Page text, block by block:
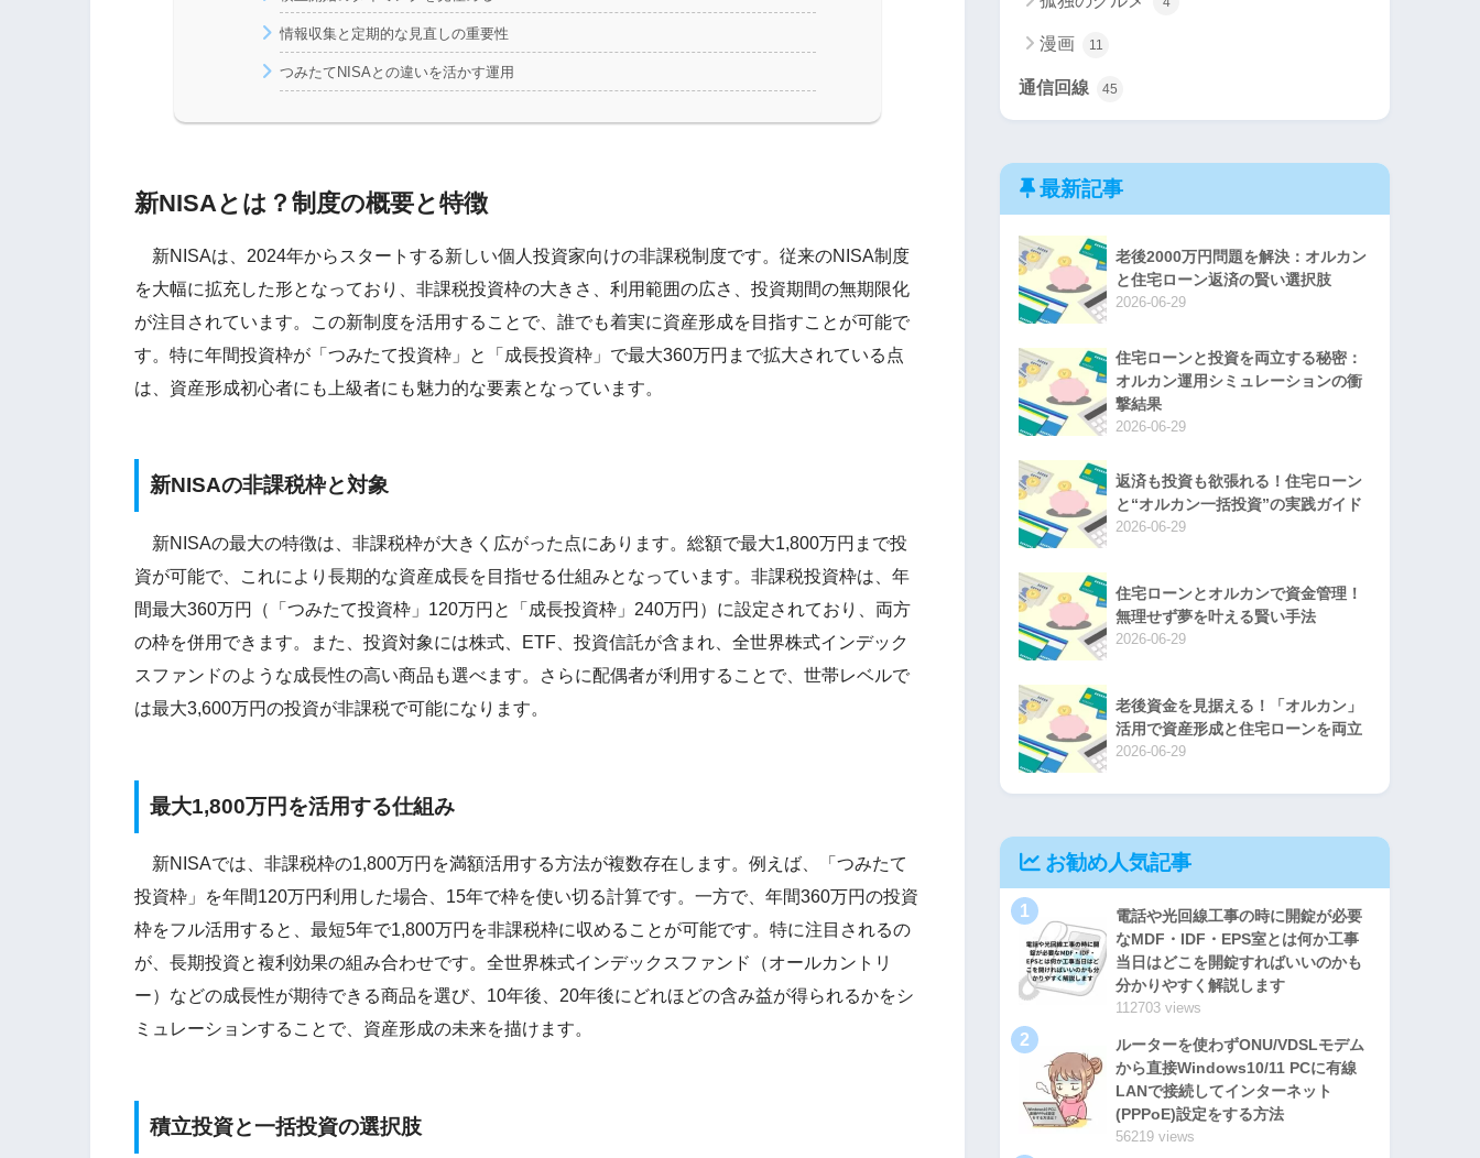
情報収集と定期的な見直しの重要性
つみたてNISAとの違いを活かす運用
新NISAとは？制度の概要と特徴
新NISAは、2024年からスタートする新しい個人投資家向けの非課税制度です。従来のNISA制度
を大幅に拡充した形となっており、非課税投資枠の大きさ、利用範囲の広さ、投資期間の無期限化
が注目されています。この新制度を活用することで、誰でも着実に資産形成を目指すことが可能で
す。特に年間投資枠が「つみたて投資枠」と「成長投資枠」で最大360万円まで拡大されている点
は、資産形成初心者にも上級者にも魅力的な要素となっています。
新NISAの非課税枠と対象
新NISAの最大の特徴は、非課税枠が大きく広がった点にあります。総額で最大1,800万円まで投
資が可能で、これにより長期的な資産成長を目指せる仕組みとなっています。非課税投資枠は、年
間最大360万円（「つみたて投資枠」120万円と「成長投資枠」240万円）に設定されており、両方
の枠を併用できます。また、投資対象には株式、ETF、投資信託が含まれ、全世界株式インデック
スファンドのような成長性の高い商品も選べます。さらに配偶者が利用することで、世帯レベルで
は最大3,600万円の投資が非課税で可能になります。
最大1,800万円を活用する仕組み
新NISAでは、非課税枠の1,800万円を満額活用する方法が複数存在します。例えば、「つみたて
投資枠」を年間120万円利用した場合、15年で枠を使い切る計算です。一方で、年間360万円の投資
枠をフル活用すると、最短5年で1,800万円を非課税枠に収めることが可能です。特に注目されるの
が、長期投資と複利効果の組み合わせです。全世界株式インデックスファンド（オールカントリ
ー）などの成長性が期待できる商品を選び、10年後、20年後にどれほどの含み益が得られるかをシ
ミュレーションすることで、資産形成の未来を描けます。
積立投資と一括投資の選択肢
漫画 11
通信回線 45
最新記事
老後2000万円問題を解決：オルカン
と住宅ローン返済の賢い選択肢
2026-06-29
住宅ローンと投資を両立する秘密：
オルカン運用シミュレーションの衝
撃結果
2026-06-29
返済も投資も欲張れる！住宅ローン
と“オルカン一括投資”の実践ガイド
2026-06-29
住宅ローンとオルカンで資金管理！
無理せず夢を叶える賢い手法
2026-06-29
老後資金を見据える！「オルカン」
活用で資産形成と住宅ローンを両立
2026-06-29
お勧め人気記事
1
電話や光回線工事の時に開錠が必要
なMDF・IDF・EPS室とは何か工事
当日はどこを開錠すればいいのかも
分かりやすく解説します
112703 views
2
ルーターを使わずONU/VDSLモデム
から直接Windows10/11 PCに有線
LANで接続してインターネット
(PPPoE)設定をする方法
56219 views